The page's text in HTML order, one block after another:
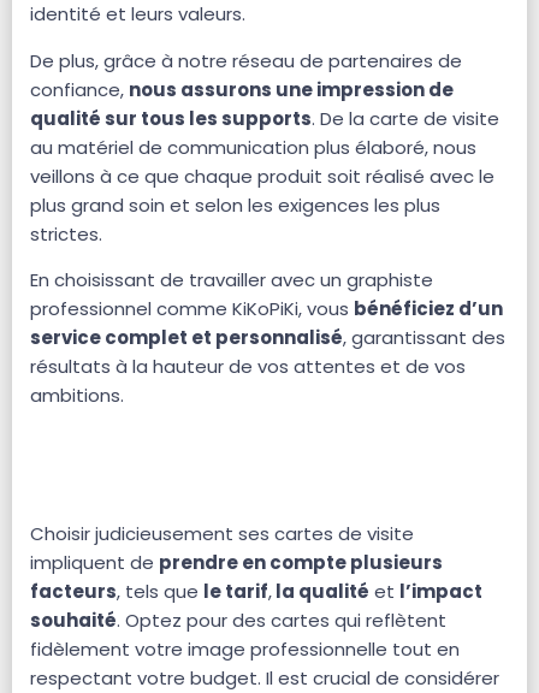
identité et leurs valeurs.
De plus, grâce à notre réseau de partenaires de
confiance, nous assurons une impression de
qualité sur tous les supports. De la carte de visite
au matériel de communication plus élaboré, nous
veillons à ce que chaque produit soit réalisé avec le
plus grand soin et selon les exigences les plus
strictes.
En choisissant de travailler avec un graphiste
professionnel comme KiKoPiKi, vous bénéficiez d’un
service complet et personnalisé, garantissant des
résultats à la hauteur de vos attentes et de vos
ambitions.
Choisir judicieusement ses cartes de visite
impliquent de prendre en compte plusieurs
facteurs, tels que le tarif,la qualité et l’impact
souhaité. Optez pour des cartes qui reflètent
fidèlement votre image professionnelle tout en
respectant votre budget. Il est crucial de considérer